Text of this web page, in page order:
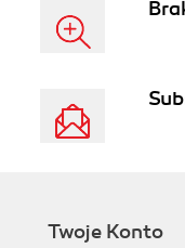
Twoje Konto